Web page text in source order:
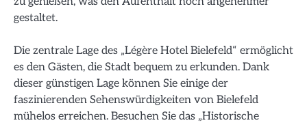
gestaltet.
Die zentrale Lage des „Légère Hotel Bielefeld“ ermöglicht
es den Gästen, die Stadt bequem zu erkunden. Dank
dieser günstigen Lage können Sie einige der
faszinierenden Sehenswürdigkeiten von Bielefeld
mühelos erreichen. Besuchen Sie das „Historische